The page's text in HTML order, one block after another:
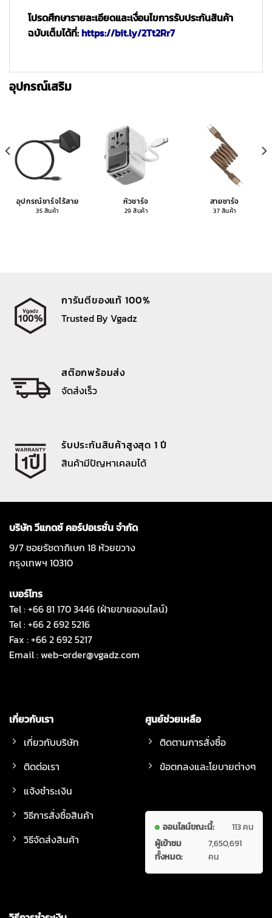
โปรดศึกษารายละเอียดและเงื่อนไขการรับประกันสินค้า
ฉบับเต็มได้ที่:https://bit.ly/2Tt2Rr7
อุปกรณ์เสริม
อุปกรณ์ชาร์จไร้สาย
35 สินค้า
หัวชาร์จ
29 สินค้า
สายชาร์จ
37 สินค้า
การันตีของแท้ 100%
Trusted By Vgadz
สต๊อกพร้อมส่ง
จัดส่งเร็ว
รับประกันสินค้าสูงสุด 1 ปี
สินค้ามีปัญหาเคลมได้
บริษัท วีแกดซ์ คอร์ปอเรชั่น จำกัด
9/7 ซอยรัชดาภิเษก 18 ห้วยขวาง
กรุงเทพฯ 10310
เบอร์โทร
Tel : +66 81 170 3446 (ฝ่ายขายออนไลน์)
Tel : +66 2 692 5216
Fax : +66 2 692 5217
Email :web-order@vgadz.com
เกี่ยวกับเรา
เกี่ยวกับบริษัท
ติดต่อเรา
แจ้งชำระเงิน
วิธีการสั่งซื้อสินค้า
วิธีจัดส่งสินค้า
ศูนย์ช่วยเหลือ
ติดตามการสั่งซื้อ
ข้อตกลงและโยบายต่างๆ
ออนไลน์ขณะนี้:
113 คน
ผู้เข้าชม
ทั้งหมด:
7,650,691
คน